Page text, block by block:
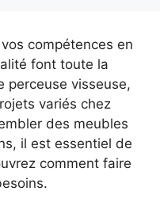
compétences en
font toute la
perceuse visseuse,
variés chez
des meubles
il est essentiel de
comment faire